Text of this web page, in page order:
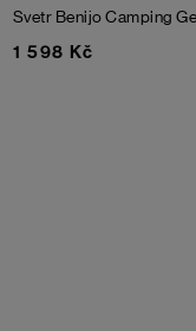
Svetr BenijoCamping
1 598 Kč